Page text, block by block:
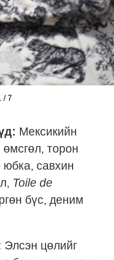
/ 7
//////
Мексикийн
торон
савхин
Toile de
бүс, деним
Элсэн цөлийг